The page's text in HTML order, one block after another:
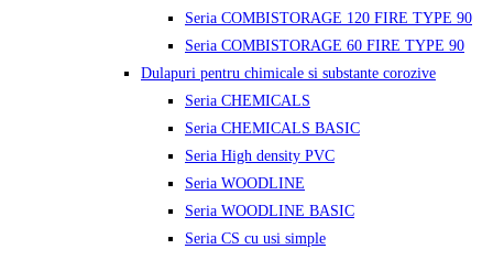
Seria COMBISTORAGE 120 FIRE TYPE 90
Seria COMBISTORAGE 60 FIRE TYPE 90
Dulapuri pentru chimicale si substante corozive
Seria CHEMICALS
Seria CHEMICALS BASIC
Seria High density PVC
Seria WOODLINE
Seria WOODLINE BASIC
Seria CS cu usi simple